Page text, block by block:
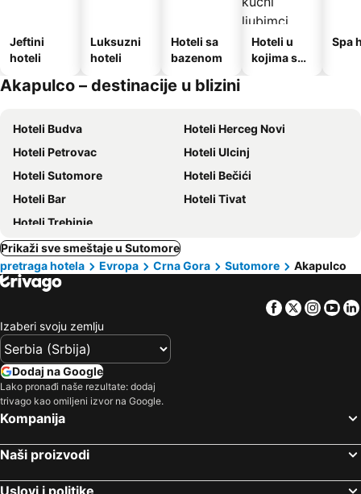
Jeftini
hoteli
Luksuzni
hoteli
Hoteli sa
bazenom
Hoteli u
kojima su
Spa
Akapulco – destinacije u blizini
Hoteli Budva
Hoteli Herceg Novi
Hoteli Petrovac
Hoteli Ulcinj
Hoteli Sutomore
Hoteli Bečići
Hoteli Bar
Hoteli Tivat
Hoteli Trebinje
Prikaži sve smeštaje u Sutomore
pretraga hotela
Evropa Crna Gora Sutomore Akapulco
Facebook
Twitter
Izaberi svoju zemlju
Dodaj na Google
Lako pronađi naše rezultate: dodaj
trivago kao omiljeni izvor na Google.
Kompanija
Naši proizvodi
Uslovi i politike